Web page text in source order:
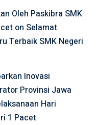
Oleh Paskibra SMK
on Selamat
Terbaik SMK Negeri
Inovasi
Provinsi Jawa
Hari
1 Pacet